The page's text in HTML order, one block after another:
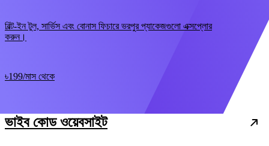
বিল্ট-ইন টুল, সার্ভিস এবং বোনাস ফিচারে ভরপুর প্যাকেজগুলো এক্সপ্লোর
করুন।
৳199/মাস থেকে
ভাইব কোড ওয়েবসাইট